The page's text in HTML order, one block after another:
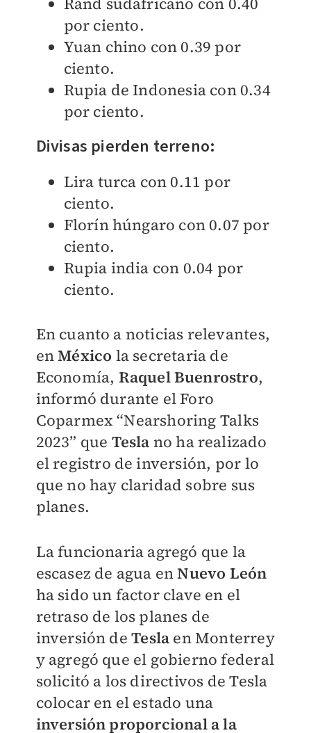
por ciento.
Yuan chino con 0.39 por
ciento.
Rupia de Indonesia con 0.34
por ciento.
Divisas pierden terreno:
Lira turca con 0.11 por
ciento.
Florín húngaro con 0.07 por
ciento.
Rupia india con 0.04 por
ciento.
En cuanto a noticias relevantes,
enMéxico la secretaria de
Economía, Raquel Buenrostro,
informó durante el Foro
Coparmex “Nearshoring Talks
2023” que Tesla no ha realizado
el registro de inversión, por lo
que no hay claridad sobre sus
planes.
La funcionaria agregó que la
escasez de agua enNuevo León
ha sido un factor clave en el
retraso de los planes de
inversión deTesla en Monterrey
y agregó que el gobierno federal
solicitó a los directivos de Tesla
colocar en el estado una
inversión proporcional a la